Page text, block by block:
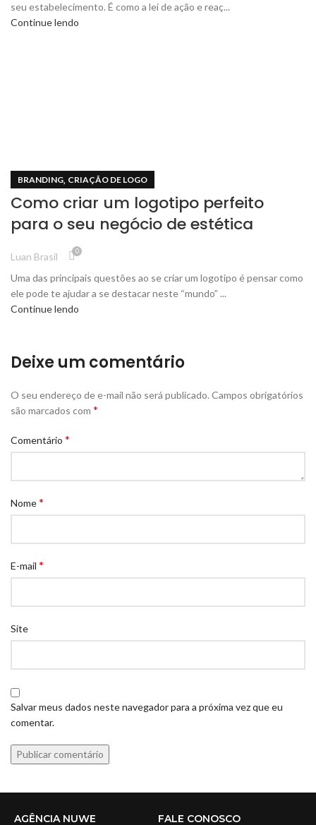
seu estabelecimento. É como a lei de ação e reaç...
Continue lendo
BRANDING, CRIAÇÃO DE LOGO
Como criar um logotipo perfeito
para o seu negócio de estética
Luan Brasil 0
Uma das principais questões ao se criar um logotipo é pensar como
ele pode te ajudar a se destacar neste “mundo” ...
Continue lendo
Deixe um comentário
O seu endereço de e-mail não será publicado. Campos obrigatórios
são marcados com *
Comentário *
Nome*
E-mail *
Site
Salvar meus dados neste navegador para a próxima vez que eu
comentar.
AGÊNCIA NUWE FALE CONOSCO